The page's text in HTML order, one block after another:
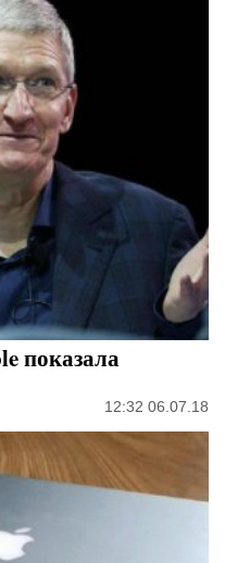
показала
12:32 06.07.18